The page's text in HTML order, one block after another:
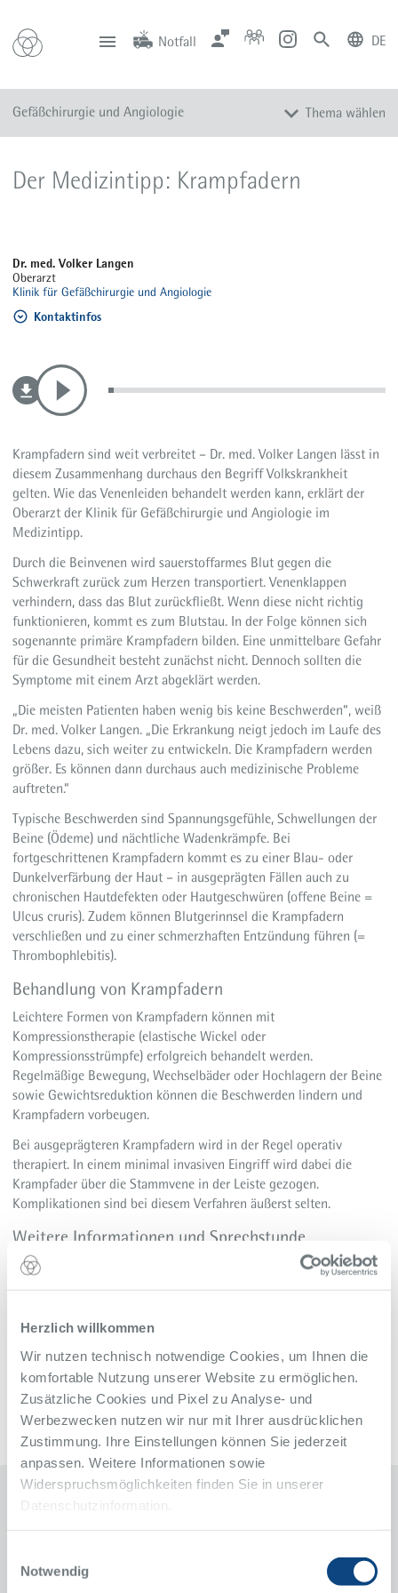
Herzlich willkommen
Wir nutzen technisch notwendige Cookies, um Ihnen die
komfortable Nutzung unserer Website zu ermöglichen.
Zusätzliche Cookies und Pixel zu Analyse- und
Werbezwecken nutzen wir nur mit Ihrer ausdrücklichen
Zustimmung. Ihre Einstellungen können Sie jederzeit
anpassen. Weitere Informationen sowie
Widerspruchsmöglichkeiten finden Sie in unserer
Datenschutzinformation.
Notwendig
Notfall
Notfall
0201 434-1
0201 805-0
Zentrale Anfahrt
DE
Gefäßchirurgie und Angiologie Thema wählen
Angiologie
Shunt-Referenzzentrum
Venen Kompetenz-Zentrum
Häufige Krankheitsbilder
Sprechstunden
Aktuelles
Der Medizintipp: Krampfadern
Dr. med. Volker Langen
Oberarzt
Klinik für Gefäßchirurgie und Angiologie
Kontaktinfos
Krampfadern sind weit verbreitet – Dr. med. Volker Langen lässt in
diesem Zusammenhang durchaus den Begriff Volkskrankheit
gelten. Wie das Venenleiden behandelt werden kann, erklärt der
Oberarzt der Klinik für Gefäßchirurgie und Angiologie im
Medizintipp.
Durch die Beinvenen wird sauerstoffarmes Blut gegen die
Schwerkraft zurück zum Herzen transportiert. Venenklappen
verhindern, dass das Blut zurückfließt. Wenn diese nicht richtig
funktionieren, kommt es zum Blutstau. In der Folge können sich
sogenannte primäre Krampfadern bilden. Eine unmittelbare Gefahr
für die Gesundheit besteht zunächst nicht. Dennoch sollten die
Symptome mit einem Arzt abgeklärt werden.
„Die meisten Patienten haben wenig bis keine Beschwerden“, weiß
Dr. med. Volker Langen. „Die Erkrankung neigt jedoch im Laufe des
Lebens dazu, sich weiter zu entwickeln. Die Krampfadern werden
größer. Es können dann durchaus auch medizinische Probleme
auftreten.“
Typische Beschwerden sind Spannungsgefühle, Schwellungen der
Beine (Ödeme) und nächtliche Wadenkrämpfe. Bei
fortgeschrittenen Krampfadern kommt es zu einer Blau- oder
Dunkelverfärbung der Haut – in ausgeprägten Fällen auch zu
chronischen Hautdefekten oder Hautgeschwüren (offene Beine =
Ulcus cruris). Zudem können Blutgerinnsel die Krampfadern
verschließen und zu einer schmerzhaften Entzündung führen (=
Thrombophlebitis).
Behandlung von Krampfadern
Leichtere Formen von Krampfadern können mit
Kompressionstherapie (elastische Wickel oder
Kompressionsstrümpfe) erfolgreich behandelt werden.
Regelmäßige Bewegung, Wechselbäder oder Hochlagern der Beine
sowie Gewichtsreduktion können die Beschwerden lindern und
Krampfadern vorbeugen.
Bei ausgeprägteren Krampfadern wird in der Regel operativ
therapiert. In einem minimal invasiven Eingriff wird dabei die
Krampfader über die Stammvene in der Leiste gezogen.
Komplikationen sind bei diesem Verfahren äußerst selten.
Weitere Informationen und Sprechstunde
<link>Behandlungsschwerpunkt Krampfadern (Varizen)
Zurück zur Übersicht
Klinik für Gefäßchirurgie und Angiologie